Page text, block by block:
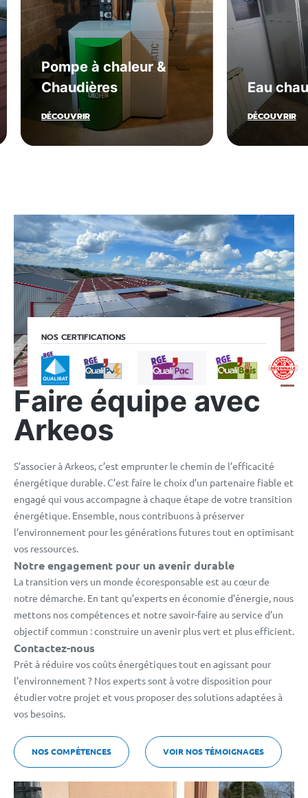
Pompe à chaleur &
Chaudières
DÉCOUVRIR
Eau
DÉCOUVRIR
NOS CERTIFICATIONS
Faire équipe avec
Arkeos
S’associer à Arkeos, c’est emprunter le chemin de l’efficacité
énergétique durable. C’est faire le choix d’un partenaire fiable et
engagé qui vous accompagne à chaque étape de votre transition
énergétique. Ensemble, nous contribuons à préserver
l’environnement pour les générations futures tout en optimisant
vos ressources.
Notre engagement pour un avenir durable
La transition vers un monde écoresponsable est au cœur de
notre démarche. En tant qu’experts en économie d’énergie, nous
mettons nos compétences et notre savoir-faire au service d’un
objectif commun : construire un avenir plus vert et plus efficient.
Contactez-nous
Prêt à réduire vos coûts énergétiques tout en agissant pour
l’environnement ? Nos experts sont à votre disposition pour
étudier votre projet et vous proposer des solutions adaptées à
vos besoins.
NOS COMPÉTENCES VOIR NOS TÉMOIGNAGES